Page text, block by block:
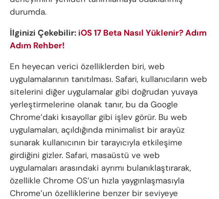
durumda.
İlginizi Çekebilir: iOS 17 Beta Nasıl Yüklenir? Adım
Adım Rehber!
En heyecan verici özelliklerden biri, web
uygulamalarının tanıtılması. Safari, kullanıcıların web
sitelerini diğer uygulamalar gibi doğrudan yuvaya
yerleştirmelerine olanak tanır, bu da Google
Chrome’daki kısayollar gibi işlev görür. Bu web
uygulamaları, açıldığında minimalist bir arayüz
sunarak kullanıcının bir tarayıcıyla etkileşime
girdiğini gizler. Safari, masaüstü ve web
uygulamaları arasındaki ayrımı bulanıklaştırarak,
özellikle Chrome OS’un hızla yaygınlaşmasıyla
Chrome’un özelliklerine benzer bir seviyeye